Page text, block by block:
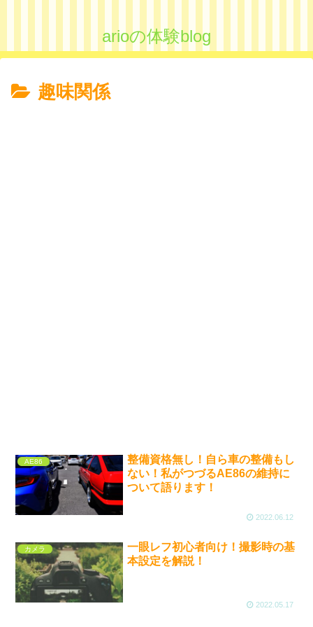
arioの体験blog
趣味関係
AE86
整備資格無し！自ら車の整備もし
ない！私がつづるAE86の維持に
ついて語ります！
2022.06.12
カメラ
一眼レフ初心者向け！撮影時の基
本設定を解説！
2022.05.17